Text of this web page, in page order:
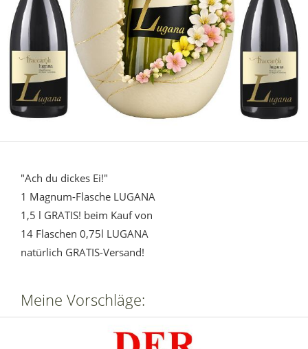
"Ach du dickes Ei!"
1 Magnum-Flasche LUGANA
1,5 l GRATIS! beim Kauf von
14 Flaschen 0,75l LUGANA
natürlich GRATIS-Versand!
Meine Vorschläge: